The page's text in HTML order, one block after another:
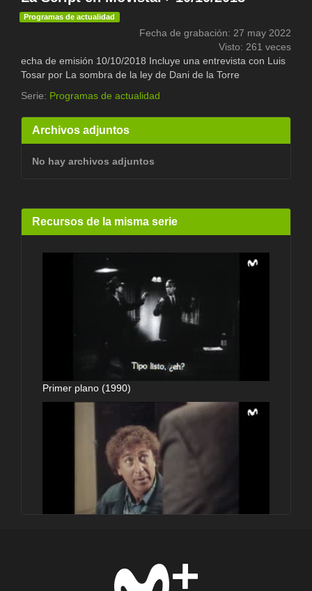
Programas de actualidad
Fecha de grabación: 27 may 2022
Visto: 261 veces
echa de emisión 10/10/2018 Incluye una entrevista con Luis
Tosar por La sombra de la ley de Dani de la Torre
Serie: Programas de actualidad
Archivos adjuntos
No hay archivos adjuntos
Recursos de la misma serie
Primer plano (1990)